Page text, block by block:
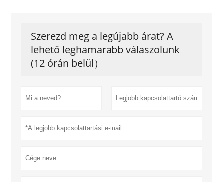
Szerezd meg a legújabb árat? A
lehető leghamarabb válaszolunk
(12 órán belül）